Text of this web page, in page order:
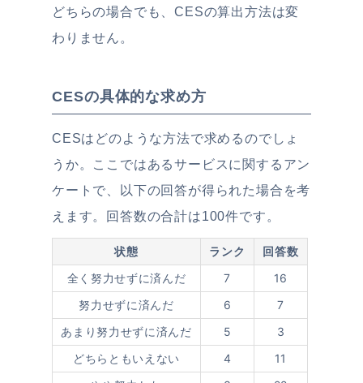
どちらの場合でも、CESの算出方法は変
わりません。
CESの具体的な求め方
CESはどのような方法で求めるのでしょ
うか。ここではあるサービスに関するアン
ケートで、以下の回答が得られた場合を考
えます。回答数の合計は100件です。
状態 ランク
回答数
全く努力せずに済んだ
7
16
努力せずに済んだ
6
7
あまり努力せずに済んだ
5
3
どちらともいえない
4
11